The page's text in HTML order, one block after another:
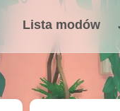
Lista modów